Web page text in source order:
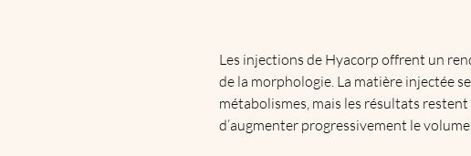
Les injections de Hyacorp offrent un
de la morphologie. La matière injectée
métabolismes, mais les résultats
d’augmenter progressivement le